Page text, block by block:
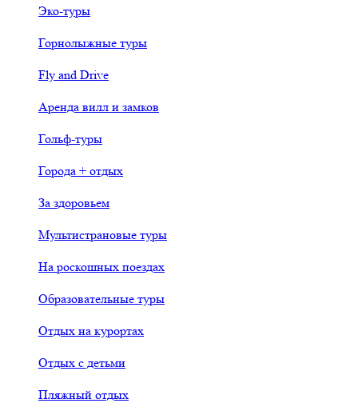
Эко-туры
Горнолыжные туры
Fly and Drive
Аренда вилл и замков
Гольф-туры
Города + отдых
За здоровьем
Мультистрановые туры
На роскошных поездах
Образовательные туры
Отдых на курортах
Отдых с детьми
Пляжный отдых